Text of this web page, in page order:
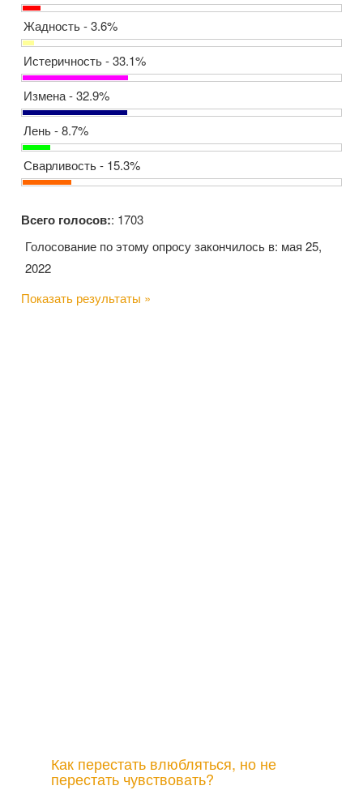
Жадность - 3.6%
Истеричность - 33.1%
Измена - 32.9%
Лень - 8.7%
Сварливость - 15.3%
Всего голосов:: 1703
Голосование по этому опросу закончилось в: мая 25,
2022
Показать результаты »
Как перестать влюбляться, но не
перестать чувствовать?